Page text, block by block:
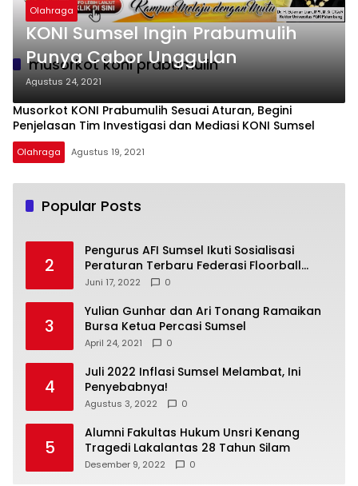
musorkot koni prabumulih
Olahraga
KONI Sumsel Ingin Prabumulih
Punya Cabor Unggulan
Agustus 24, 2021
Musorkot KONI Prabumulih Sesuai Aturan, Begini
Penjelasan Tim Investigasi dan Mediasi KONI Sumsel
Olahraga Agustus 19, 2021
Popular Posts
2
Pengurus AFI Sumsel Ikuti Sosialisasi
Peraturan Terbaru Federasi Floorball
Internasional
Juni 17, 2022 0
3
Yulian Gunhar dan Ari Tonang Ramaikan
Bursa Ketua Percasi Sumsel
April 24, 2021 0
4
Juli 2022 Inflasi Sumsel Melambat, Ini
Penyebabnya!
Agustus 3, 2022 0
5
Alumni Fakultas Hukum Unsri Kenang
Tragedi Lakalantas 28 Tahun Silam
Desember 9, 2022 0